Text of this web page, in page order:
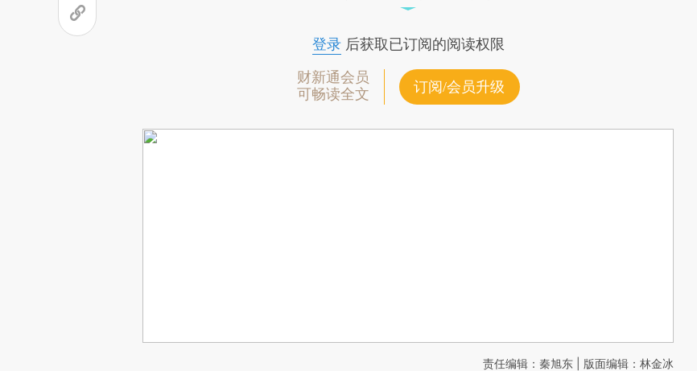
登录后获取已订阅的阅读权限
财新通会员
可畅读全文
订阅/会员升级
责任编辑：秦旭东 | 版面编辑：林金冰